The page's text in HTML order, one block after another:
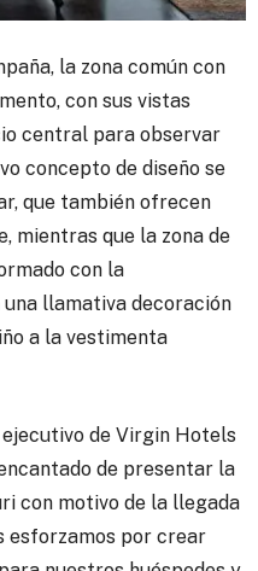
la zona común con
con sus vistas
central para observar
concepto de diseño se
que también ofrecen
mientras que la zona de
con la
llamativa decoración
a la vestimenta
de Virgin Hotels
de presentar la
con motivo de la llegada
esforzamos por crear